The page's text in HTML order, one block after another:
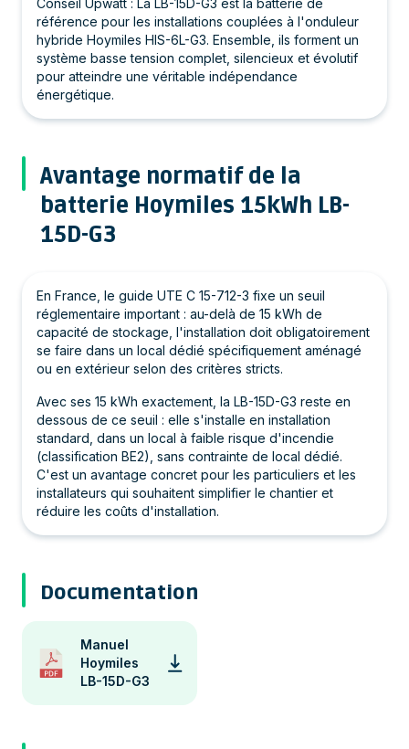
Conseil Upwatt : La LB-15D-G3 est la batterie de
référence pour les installations couplées à l'onduleur
hybride Hoymiles HIS-6L-G3. Ensemble, ils forment un
système basse tension complet, silencieux et évolutif
pour atteindre une véritable indépendance
énergétique.
Avantage normatif de la
batterie Hoymiles 15kWh LB-
15D-G3
En France, le guide UTE C 15-712-3 fixe un seuil
réglementaire important : au-delà de 15 kWh de
capacité de stockage, l'installation doit obligatoirement
se faire dans un local dédié spécifiquement aménagé
ou en extérieur selon des critères stricts.
Avec ses 15 kWh exactement, la LB-15D-G3 reste en
dessous de ce seuil : elle s'installe en installation
standard, dans un local à faible risque d'incendie
(classification BE2), sans contrainte de local dédié.
C'est un avantage concret pour les particuliers et les
installateurs qui souhaitent simplifier le chantier et
réduire les coûts d'installation.
Documentation
Manuel
Hoymiles
LB-15D-G3